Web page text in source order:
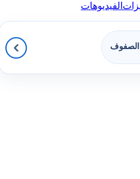
الفيديوهات